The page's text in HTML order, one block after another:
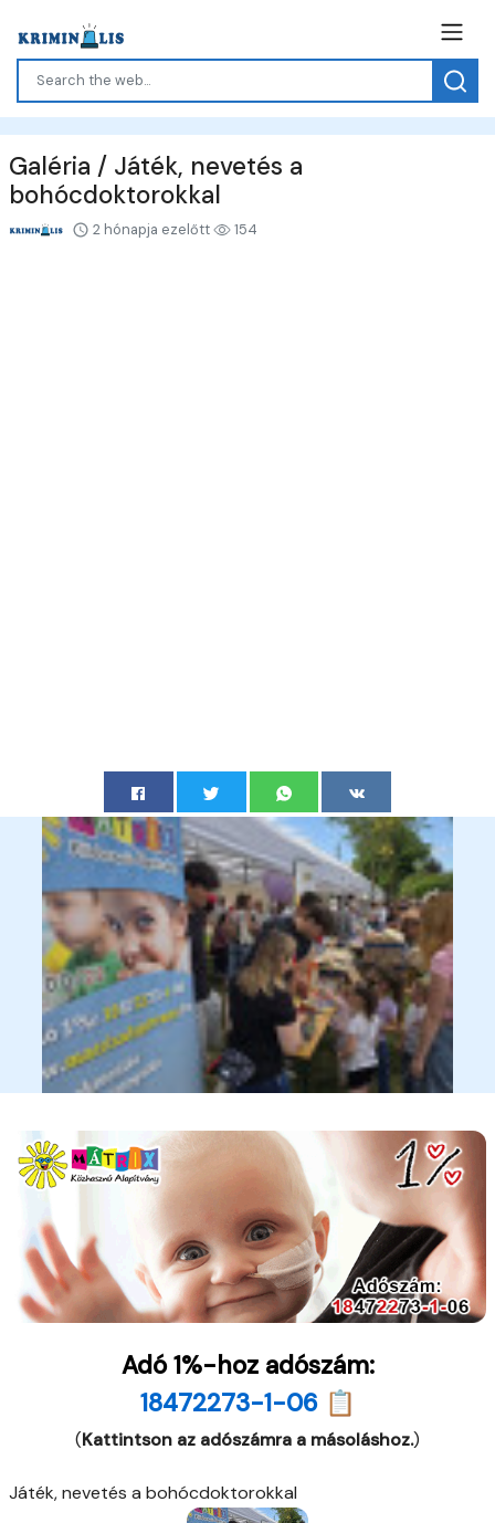
Galéria / Játék, nevetés a
bohócdoktorokkal
2 hónapja ezelőtt 154
Adó 1%-hoz adószám:
18472273-1-06 📋
(Kattintson az adószámra a másoláshoz.)
Játék, nevetés a bohócdoktorokkal